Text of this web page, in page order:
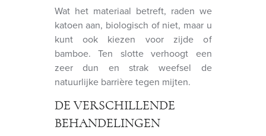
Wat het materiaal betreft, raden we
katoen aan, biologisch of niet, maar u
kunt ook kiezen voor zijde of
bamboe. Ten slotte verhoogt een
zeer dun en strak weefsel de
natuurlijke barrière tegen mijten.
DE VERSCHILLENDE
BEHANDELINGEN